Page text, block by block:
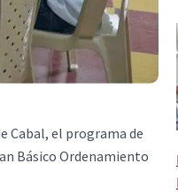
Cabal, el programa de
Básico Ordenamiento